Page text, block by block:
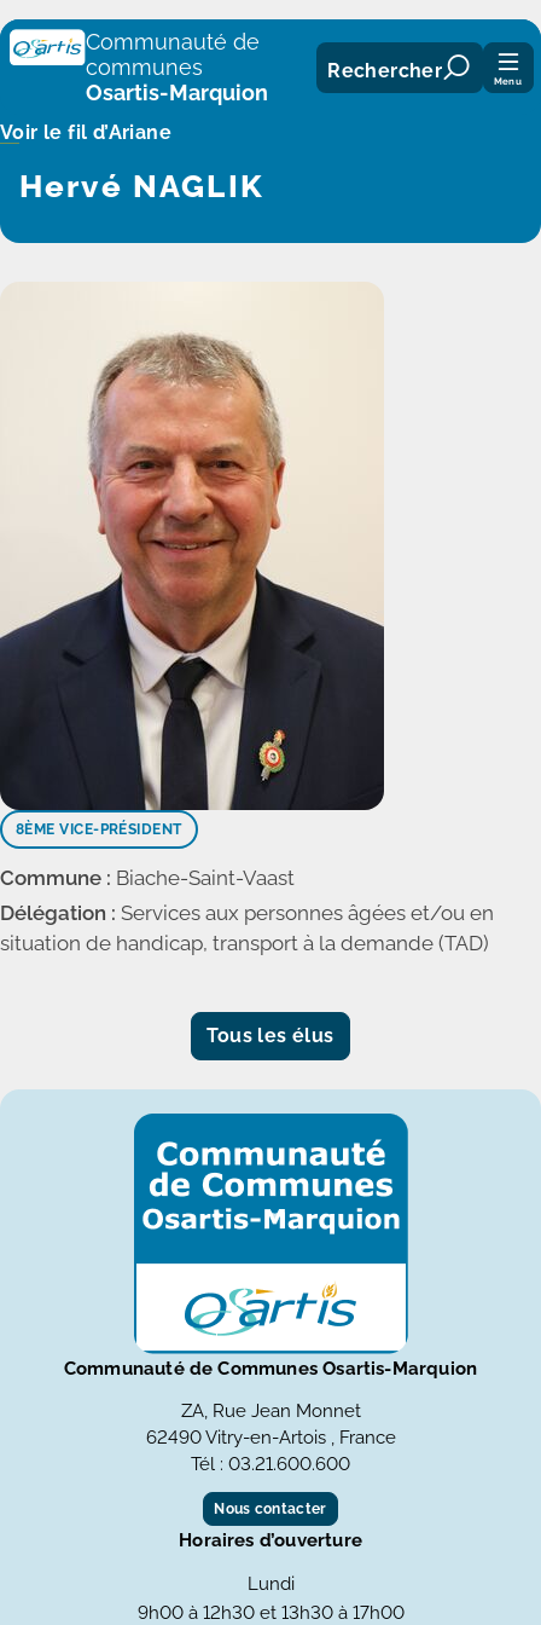
Panneau de gestion des cookies
Communauté de
communes
Osartis-Marquion
Rechercher Menu
Voir le fil d’Ariane
Hervé NAGLIK
8ÈME VICE-PRÉSIDENT
Commune : Biache-Saint-Vaast
Délégation : Services aux personnes âgées et/ou en
situation de handicap, transport à la demande (TAD)
Tous les élus
Communauté de Communes Osartis-Marquion
ZA, Rue Jean Monnet
62490 Vitry-en-Artois , France
Tél : 03.21.600.600
Nous contacter
Horaires d’ouverture
Lundi
9h00 à 12h30 et 13h30 à 17h00